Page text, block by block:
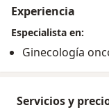
Experiencia
Especialista en:
Ginecología
Servicios y